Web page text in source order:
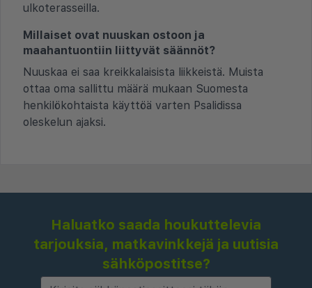
ulkoterasseilla.
Millaiset ovat nuuskan ostoon ja
maahantuontiin liittyvät säännöt?
Nuuskaa ei saa kreikkalaisista liikkeistä. Muista
ottaa oma sallittu määrä mukaan Suomesta
henkilökohtaista käyttöä varten Psalidissa
oleskelun ajaksi.
Haluatko saada houkuttelevia
tarjouksia, matkavinkkejä ja uutisia
sähköpostitse?